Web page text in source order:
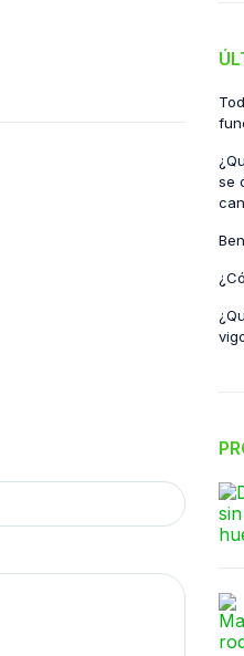
se